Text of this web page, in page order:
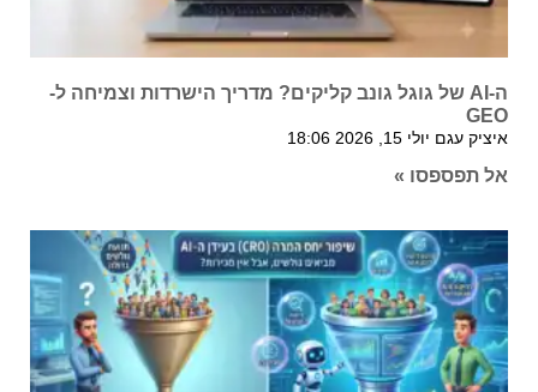
ה-AI של גוגל גונב קליקים? מדריך הישרדות וצמיחה ל-
GEO
איציק עגם יולי 15, 2026 18:06
אל תפספסו »